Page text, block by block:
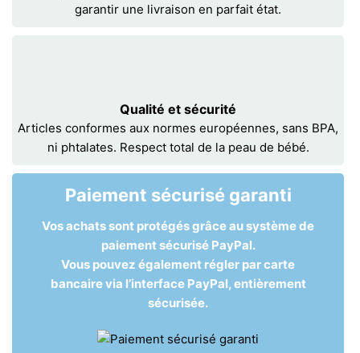
garantir une livraison en parfait état.
Qualité et sécurité
Articles conformes aux normes européennes, sans BPA,
ni phtalates. Respect total de la peau de bébé.
Paiement sécurisé garanti
Vos achats sont protégés grâce au système de
paiement sécurisé PayPal.
Vous pouvez également régler par carte
bancaire via l’interface PayPal, entièrement
sécurisée.